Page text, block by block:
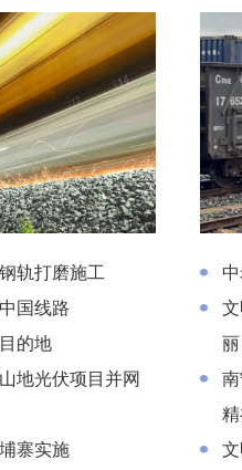
轨打磨施工
国线路
的地
地光伏项目并网
寨实施